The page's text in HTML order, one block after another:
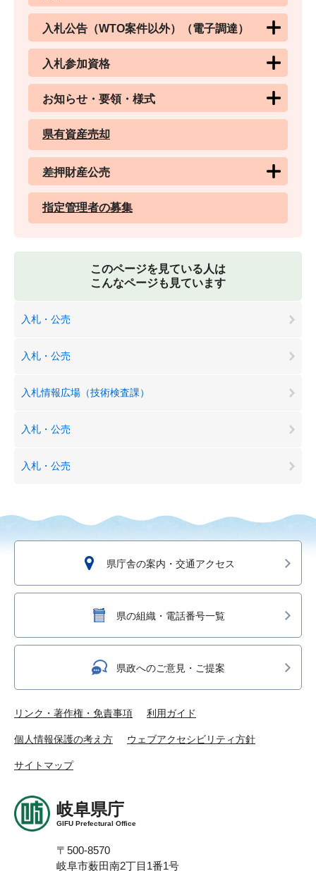
入札公告（WTO案件以外）（電子調達）
入札参加資格
お知らせ・要領・様式
県有資産売却
差押財産公売
指定管理者の募集
このページを見ている人は
こんなページも見ています
入札・公売
入札・公売
入札情報広場（技術検査課）
入札・公売
入札・公売
県庁舎の案内・交通アクセス
県の組織・電話番号一覧
県政へのご意見・ご提案
リンク・著作権・免責事項 利用ガイド
個人情報保護の考え方 ウェブアクセシビリティ方針
サイトマップ
岐阜県庁
GIFU Prefectural Office
〒500-8570
岐阜市薮田南2丁目1番1号